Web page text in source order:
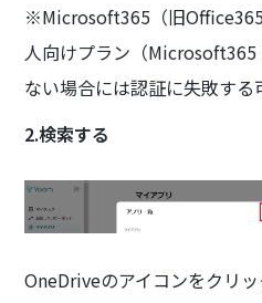
※Microsoft365（旧
人向けプラン（
ない場合には認証に失敗する
2.検索する
OneDriveのアイコンをクリッ